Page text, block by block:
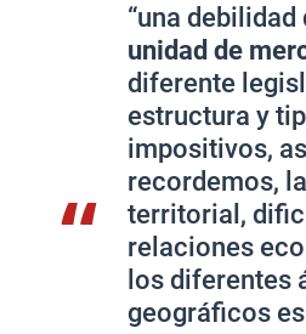
“una debilidad
unidad de
diferente
estructura y
impositivos,
recordemos,
territorial,
relaciones
los diferentes
geográficos